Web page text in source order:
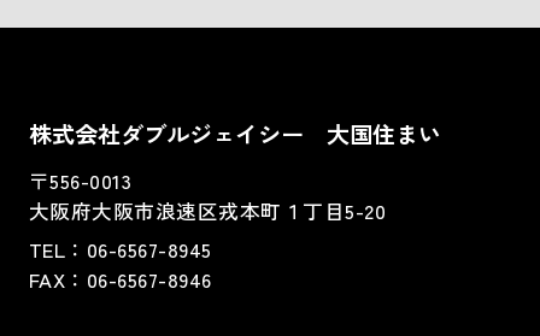
株式会社ダブルジェイシー 大国住まい
〒556-0013
大阪府大阪市浪速区戎本町１丁目5-20
TEL： 06-6567-8945
FAX：06-6567-8946